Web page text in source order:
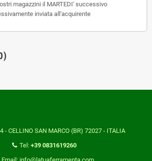
magazzini il MARTEDI' successivo
inviata all'acquirente
- CELLINO SAN MARCO (BR) 72027 - ITALIA
Tel: +39 0831619260